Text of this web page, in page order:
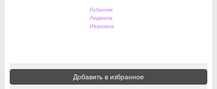
Рубинчик
Людмила
Ивановна
Добавить в избранное